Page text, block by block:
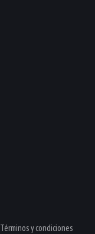
Términos y condiciones